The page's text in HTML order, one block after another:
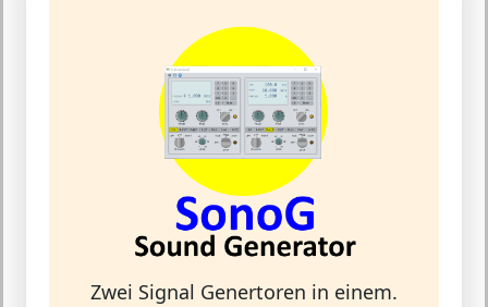
Zwei Signal Genertoren in einem.